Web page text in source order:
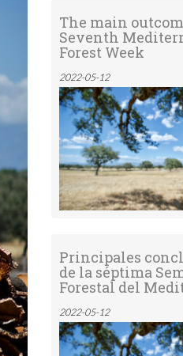
The main
Seventh
Forest Week
2022-05-12
Principales
de la séptima
Forestal del
2022-05-12